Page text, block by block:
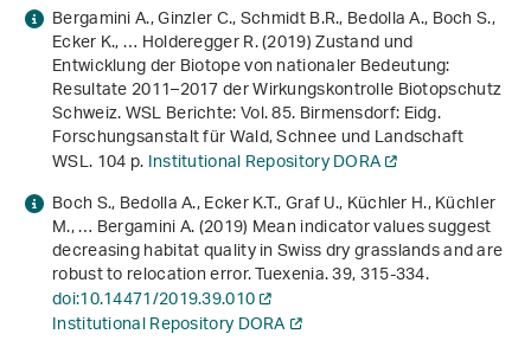
Bergamini A., Ginzler C., Schmidt B.R., Bedolla A., Boch S.,
Ecker K., … Holderegger R. (2019)Zustand und
Entwicklung der Biotope von nationaler Bedeutung:
Resultate 2011–2017 der Wirkungskontrolle Biotopschutz
Schweiz. WSL Berichte: Vol. 85. Birmensdorf: Eidg.
Forschungsanstalt für Wald, Schnee und Landschaft
WSL. 104 p.Institutional Repository DORA
Boch S., Bedolla A., Ecker K.T., Graf U., Küchler H., Küchler
M., … Bergamini A. (2019) Mean indicator values suggest
decreasing habitat quality in Swiss dry grasslands and are
robust to relocation error. Tuexenia.39, 315-334.
doi:10.14471/2019.39.010
Institutional Repository DORA